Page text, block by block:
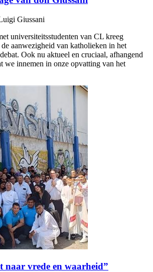
Giussani
universiteitsstudenten van CL kreeg
aanwezigheid van katholieken in het
Ook nu aktueel en cruciaal, afhangend
we innemen in onze opvatting van het
naar vrede en waarheid”